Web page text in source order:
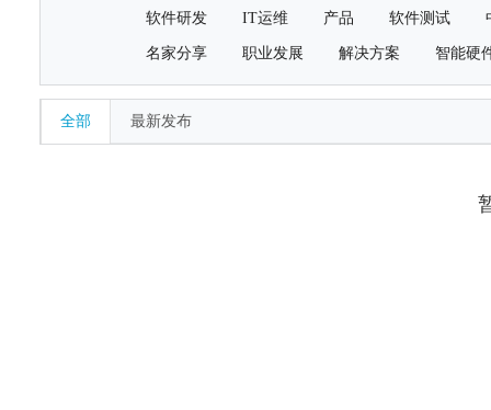
软件研发 IT运维 产品 软件测试
名家分享 职业发展 解决方案 智能硬
全部 最新发布